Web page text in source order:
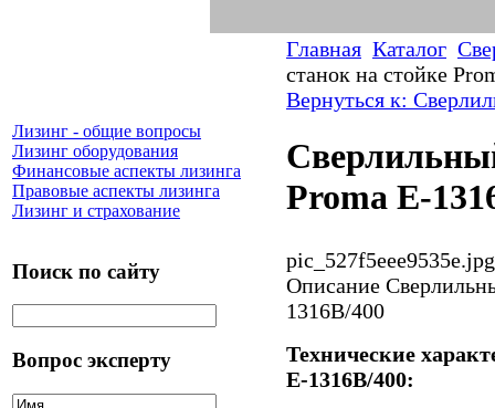
Лизинг - общие вопросы
Лизинг оборудования
Финансовые аспекты лизинга
Правовые аспекты лизинга
Лизинг и страхование
Поиск по сайту
Вопрос эксперту
Главная Каталог
станок на стойке
Вернуться к:
Proma E-
pic_527f5eee9535e.jpg
Описание
1316B/400
Технические
E-1316B/400: